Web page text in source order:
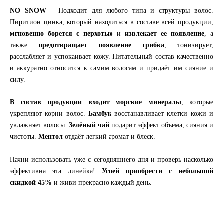
NO SNOW –Подходит для любого типа и структуры волос.
Пиритион цинка, который находиться в составе всей продукции,
мгновенно борется с перхотью и извлекает ее появление , а
также предотвращает появление грибка , тонизирует,
расслабляет и успокаивает кожу. Питательный состав качественно
и аккуратно относится к самим волосам и придаёт им сияние и
силу.
В состав продукции входит морские минералы, которые
укрепляют корни волос. Бамбуквосстанавливает клетки кожи и
увлажняет волосы.Зелёный чай подарит эффект объема, сияния и
чистоты. Ментол отдаёт легкий аромат и блеск.
Начни использовать уже с сегодняшнего дня и проверь насколько
эффективна эта линейка! Успей приобрести с небольшой
скидкой 45% и живи прекрасно каждый день.